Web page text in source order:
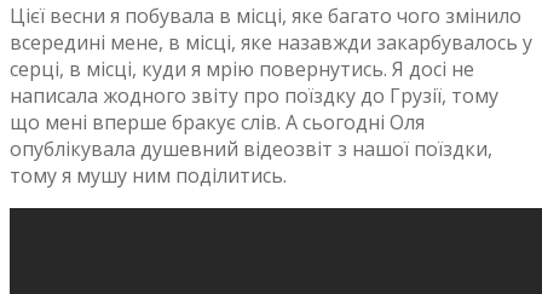
Цієї весни я побувала в місці, яке багато чого змінило
всередині мене, в місці, яке назавжди закарбувалось у
серці, в місці, куди я мрію повернутись. Я досі не
написала жодного звіту про поїздку до Грузії, тому
що мені вперше бракує слів. А сьогодні Оля
опублікувала душевний відеозвіт з нашої поїздки,
тому я мушу ним поділитись.